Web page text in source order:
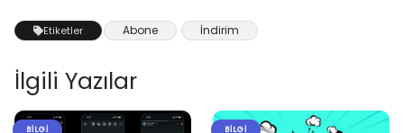
Etiketler Abone İndirim
İlgili Yazılar
BILGI BILGI